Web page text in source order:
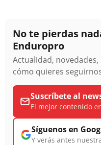
No te pierdas
Enduropro
Actualidad,
cómo quieres
Suscríbete al
El mejor contenido
Síguenos en
Y verás antes